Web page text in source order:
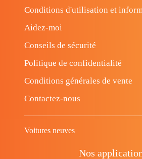
Conditions d'utilisation et
Aidez-moi
Conseils de sécurité
Politique de confidentialité
Conditions générales de vente
Contactez-nous
Voitures neuves
Nos